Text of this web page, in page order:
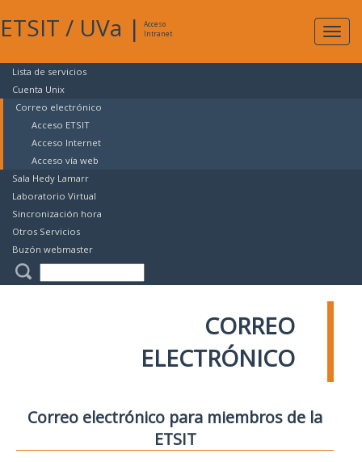
ETSIT / UVa |
Acceso
Intranet
Lista de servicios
Cuenta Unix
Correo electrónico
Acceso ETSIT
Acceso Internet
Acceso vía web
Sala Hedy Lamarr
Laboratorio Virtual
Sincronización hora
Otros Servicios
Buzón webmaster
CORREO
ELECTRÓNICO
Correo electrónico para miembros de la
ETSIT